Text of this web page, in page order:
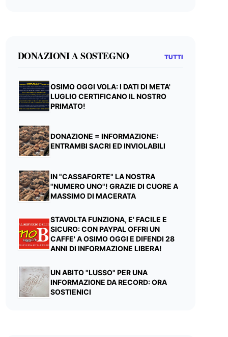
DONAZIONI A SOSTEGNO TUTTI
OSIMO OGGI VOLA: I DATI DI META'
LUGLIO CERTIFICANO IL NOSTRO
PRIMATO!
DONAZIONE = INFORMAZIONE:
ENTRAMBI SACRI ED INVIOLABILI
IN "CASSAFORTE" LA NOSTRA
"NUMERO UNO"! GRAZIE DI CUORE A
MASSIMO DI MACERATA
STAVOLTA FUNZIONA, E' FACILE E
SICURO: CON PAYPAL OFFRI UN
CAFFE' A OSIMO OGGI E DIFENDI 28
ANNI DI INFORMAZIONE LIBERA!
UN ABITO "LUSSO" PER UNA
INFORMAZIONE DA RECORD: ORA
SOSTIENICI